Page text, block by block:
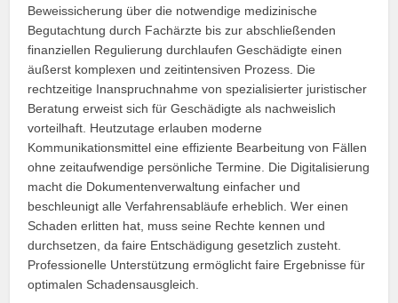
Beweissicherung über die notwendige medizinische
Begutachtung durch Fachärzte bis zur abschließenden
finanziellen Regulierung durchlaufen Geschädigte einen
äußerst komplexen und zeitintensiven Prozess. Die
rechtzeitige Inanspruchnahme von spezialisierter juristischer
Beratung erweist sich für Geschädigte als nachweislich
vorteilhaft. Heutzutage erlauben moderne
Kommunikationsmittel eine effiziente Bearbeitung von Fällen
ohne zeitaufwendige persönliche Termine. Die Digitalisierung
macht die Dokumentenverwaltung einfacher und
beschleunigt alle Verfahrensabläufe erheblich. Wer einen
Schaden erlitten hat, muss seine Rechte kennen und
durchsetzen, da faire Entschädigung gesetzlich zusteht.
Professionelle Unterstützung ermöglicht faire Ergebnisse für
optimalen Schadensausgleich.